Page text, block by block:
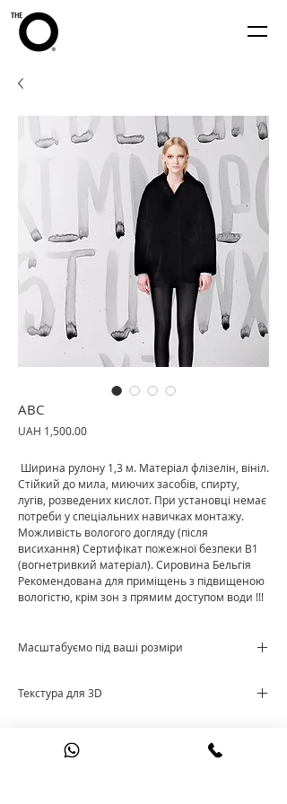
ABC
UAH 1,500.00Price
Ширина рулону 1,3 м. Матеріал флізелін, вініл.
Стійкий до мила, миючих засобів, спирту,
лугів, розведених кислот. При установці немає
потреби у спеціальних навичках монтажу.
Можливість вологого догляду (після
висихання) Сертифікат пожежної безпеки В1
(вогнетривкий матеріал). Сировина Бельгія
Рекомендована для приміщень з підвищеною
вологістю, крім зон з прямим доступом води !!!
Масштабуємо під ваші розміри
Текстура для 3D